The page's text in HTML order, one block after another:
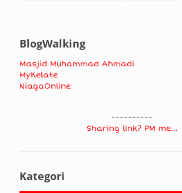
BlogWalking
Masjid Muhammad Ahmadi
MyKelate
NiagaOnline
----------
Sharing link? PM me...
Kategori